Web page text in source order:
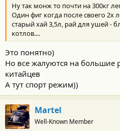
и
:
Ну так монж то почти на 300кг
Один фиг когда после своего 2х
старый хай 3,5л, рай для ушей -
котлов....
Это понятно)
Но все жалуются на большие
китайцев
А тут спорт режим))
Martel
Well-Known Member